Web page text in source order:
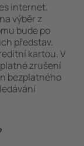
internet.
výběr z
bude po
představ.
kartou. V
zrušení
bezplatného